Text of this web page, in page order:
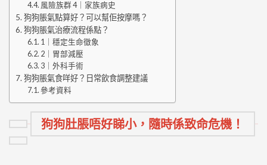
風險族群 4｜家族病史
狗狗脹氣點算好？可以幫佢按摩嗎？
狗狗脹氣治療流程係點？
1｜穩定生命徵象
2｜胃部減壓
3｜外科手術
狗狗脹氣食咩好？日常飲食調整建議
參考資料
狗狗肚脹唔好睇小，隨時係致命危機！